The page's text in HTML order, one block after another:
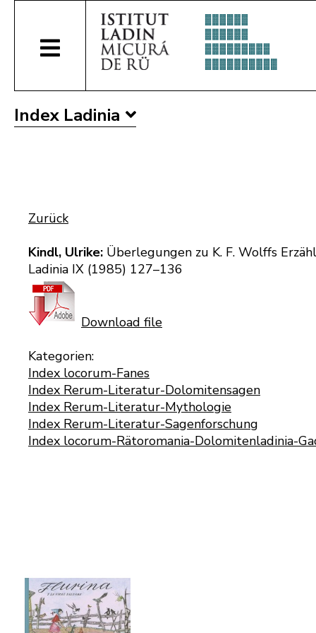
Index Ladinia
Zurück
Kindl, Ulrike: Überlegungen zu K. F. Wolffs
Ladinia IX (1985) 127–136
Download file
Kategorien:
Index locorum-Fanes
Index Rerum-Literatur-Dolomitensagen
Index Rerum-Literatur-Mythologie
Index Rerum-Literatur-Sagenforschung
Index locorum-Rätoromania-Dolomitenladinia-